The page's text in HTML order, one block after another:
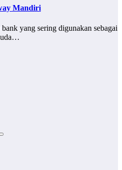
Mandiri
yang sering digunakan sebagai